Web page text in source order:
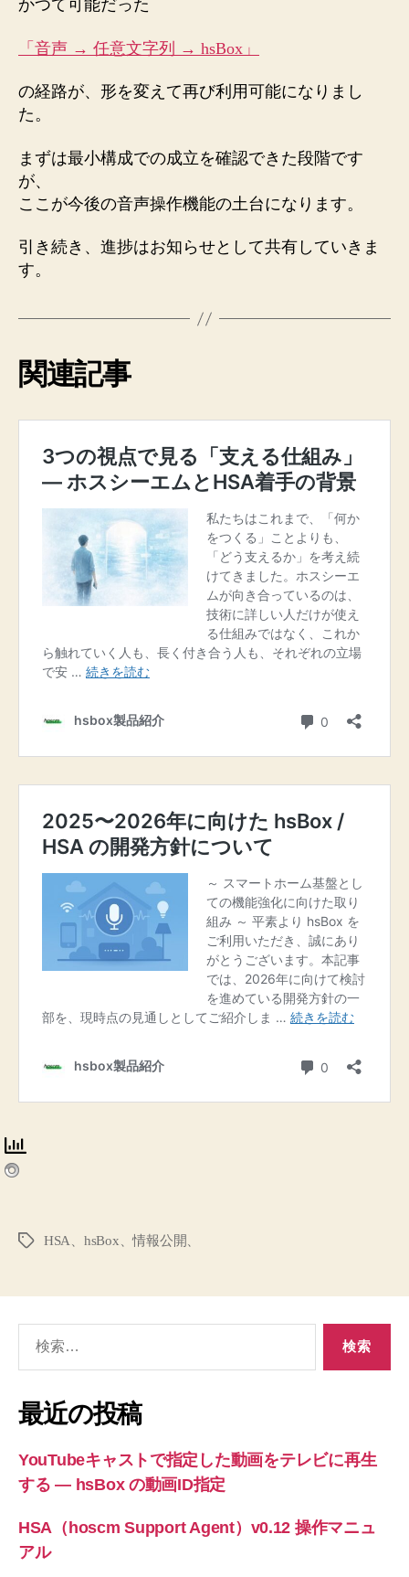
かつて可能だった
「音声 → 任意文字列 → hsBox」
の経路が、形を変えて再び利用可能になりまし
た。
まずは最小構成での成立を確認できた段階です
が、
ここが今後の音声操作機能の土台になります。
引き続き、進捗はお知らせとして共有していきま
す。
関連記事
タ
HSA、hsBox、情報公開、
象:
最近の投稿
YouTubeキャストで指定した動画をテレビに再生
する ― hsBox の動画ID指定
HSA（hoscm Support Agent）v0.12 操作マニュ
アル